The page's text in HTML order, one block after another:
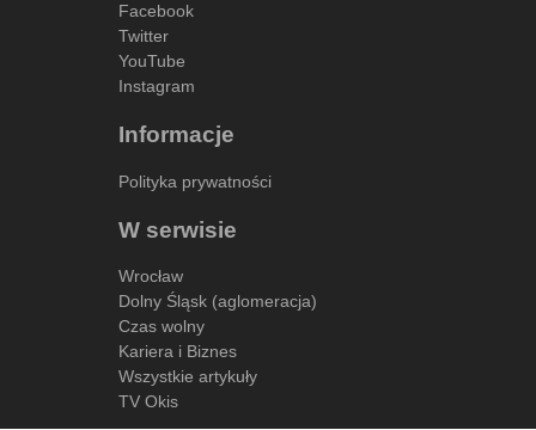
Facebook
Twitter
YouTube
Instagram
Informacje
Polityka prywatności
W serwisie
Wrocław
Dolny Śląsk (aglomeracja)
Czas wolny
Kariera i Biznes
Wszystkie artykuły
TV Okis